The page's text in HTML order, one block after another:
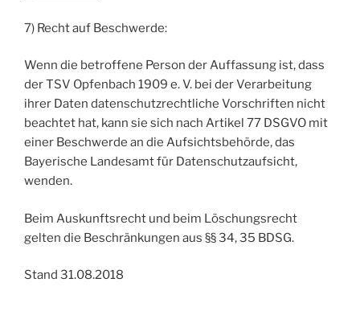
7) Recht auf Beschwerde:
Wenn die betroffene Person der Auffassung ist, dass
der TSV Opfenbach 1909 e. V. bei der Verarbeitung
ihrer Daten datenschutzrechtliche Vorschriften nicht
beachtet hat, kann sie sich nach Artikel 77 DSGVO mit
einer Beschwerde an die Aufsichtsbehörde, das
Bayerische Landesamt für Datenschutzaufsicht,
wenden.
Beim Auskunftsrecht und beim Löschungsrecht
gelten die Beschränkungen aus §§ 34, 35 BDSG.
Stand 31.08.2018